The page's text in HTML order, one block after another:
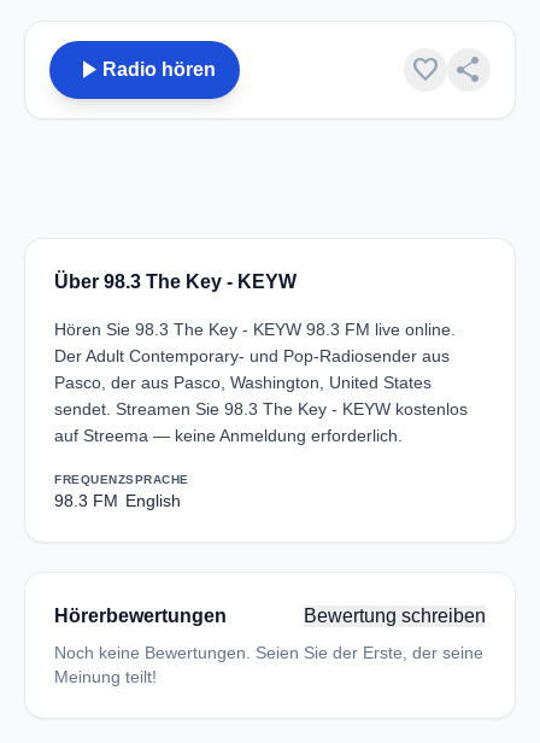
play_arrow Radio hören favorite share
Über 98.3 The Key - KEYW
Hören Sie 98.3 The Key - KEYW 98.3 FM live online.
Der Adult Contemporary- und Pop-Radiosender aus
Pasco, der aus Pasco, Washington, United States
sendet. Streamen Sie 98.3 The Key - KEYW kostenlos
auf Streema — keine Anmeldung erforderlich.
FREQUENZ
98.3 FM
SPRACHE
English
Hörerbewertungen Bewertung schreiben
Noch keine Bewertungen. Seien Sie der Erste, der seine
Meinung teilt!